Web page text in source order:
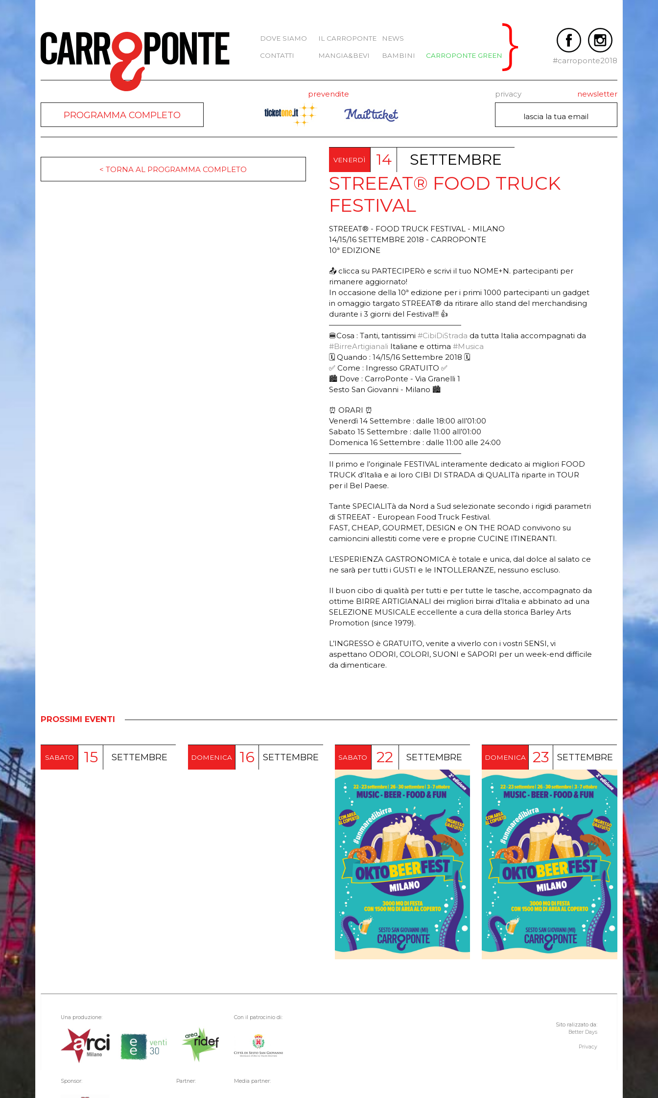
DOVE SIAMO IL CARROPONTE NEWS
CONTATTI MANGIA&BEVI BAMBINI CARROPONTE GREEN
#carroponte2018
PROGRAMMA COMPLETO
prevendite privacy newsletter
< TORNA AL PROGRAMMA COMPLETO
VENERDÌ 14 SETTEMBRE
STREEAT® FOOD TRUCK
FESTIVAL
STREEAT® - FOOD TRUCK FESTIVAL - MILANO
14/15/16 SETTEMBRE 2018 - CARROPONTE
10ª EDIZIONE
📤 clicca su PARTECIPERò e scrivi il tuo NOME+N. partecipanti per
rimanere aggiornato!
In occasione della 10ª edizione per i primi 1000 partecipanti un gadget
in omaggio targato STREEAT® da ritirare allo stand del merchandising
durante i 3 giorni del Festival!!! 👍
——————————————————
🍔Cosa : Tanti, tantissimi #CibiDiStrada da tutta Italia accompagnati da
#BirreArtigianali Italiane e ottima #Musica
🗓️ Quando : 14/15/16 Settembre 2018 🗓️
✅ Come : Ingresso GRATUITO ✅
🏙️ Dove : CarroPonte - Via Granelli 1
Sesto San Giovanni - Milano 🏙️
⏰ ORARI ⏰
Venerdì 14 Settembre : dalle 18:00 all’01:00
Sabato 15 Settembre : dalle 11:00 all’01:00
Domenica 16 Settembre : dalle 11:00 alle 24:00
——————————————————
Il primo e l’originale FESTIVAL interamente dedicato ai migliori FOOD
TRUCK d’Italia e ai loro CIBI DI STRADA di QUALITà riparte in TOUR
per il Bel Paese.
Tante SPECIALITà da Nord a Sud selezionate secondo i rigidi parametri
di STREEAT - European Food Truck Festival.
FAST, CHEAP, GOURMET, DESIGN e ON THE ROAD convivono su
camioncini allestiti come vere e proprie CUCINE ITINERANTI.
L’ESPERIENZA GASTRONOMICA è totale e unica, dal dolce al salato ce
ne sarà per tutti i GUSTI e le INTOLLERANZE, nessuno escluso.
Il buon cibo di qualità per tutti e per tutte le tasche, accompagnato da
ottime BIRRE ARTIGIANALI dei migliori birrai d’Italia e abbinato ad una
SELEZIONE MUSICALE eccellente a cura della storica Barley Arts
Promotion (since 1979).
L’INGRESSO è GRATUITO, venite a viverlo con i vostri SENSI, vi
aspettano ODORI, COLORI, SUONI e SAPORI per un week-end difficile
da dimenticare.
PROSSIMI EVENTI
SABATO 15 SETTEMBRE DOMENICA 16 SETTEMBRE SABATO 22 SETTEMBRE DOMENICA 23 SETTEMBRE
Una produzione: Con il patrocinio di:
Sponsor: Partner: Media partner:
Sito ralizzato da:
Better Days
Privacy